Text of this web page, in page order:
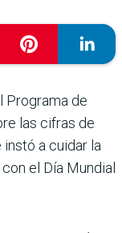
Pro­grama de
las cifras de
a cuidar la
el Día Mundial